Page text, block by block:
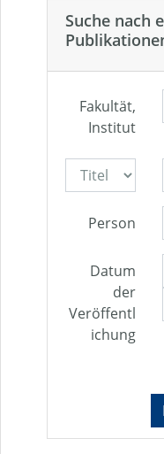
Suche nach
Fakultät,
Institut
Person
Datum
der
Veröffentl
ichung